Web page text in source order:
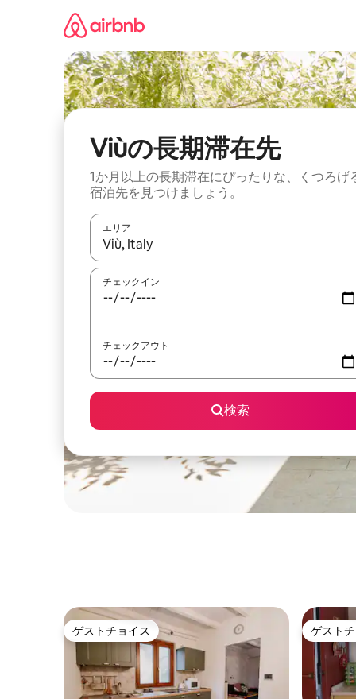
Viùの長期滞在先
1か月以上の長期滞在にぴったりな、くつろげ
宿泊先を見つけましょう。
エリア
検索結果が表示されたら、上下の矢印キーを使っ
チェックイン
チェックアウト
検索
ゲストチョイス
ゲストチョイス ゲスト
ゲスト